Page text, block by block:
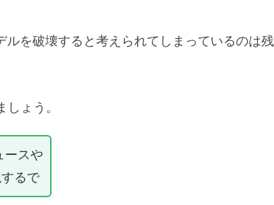
を破壊すると考えられてしまっているのは残
ょう。
ースや
るで